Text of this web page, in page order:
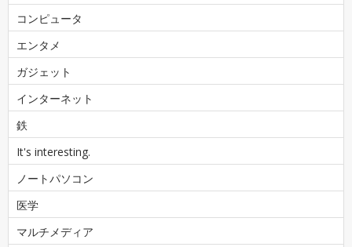
コンピュータ
エンタメ
ガジェット
インターネット
鉄
It's interesting.
ノートパソコン
医学
マルチメディア